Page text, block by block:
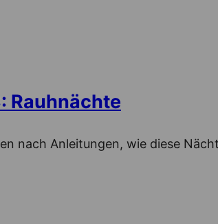
Rauhnächte
nach Anleitungen, wie diese